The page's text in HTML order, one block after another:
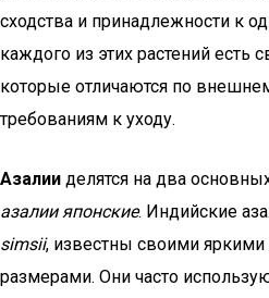
сходства и принадлежности к
каждого из этих растений есть
которые отличаются по
требованиям к уходу.
Азалии делятся на два
азалии японские. Индийские
simsii, известны своими
размерами. Они часто